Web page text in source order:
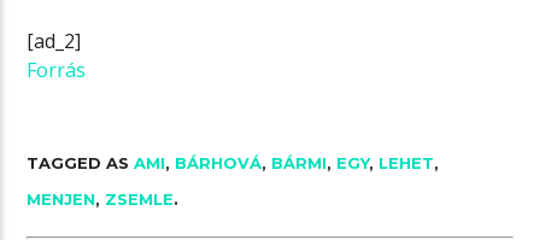
[ad_2]
Forrás
TAGGED ASAMI, BÁRHOVÁ, BÁRMI, EGY, LEHET,
MENJEN, ZSEMLE.